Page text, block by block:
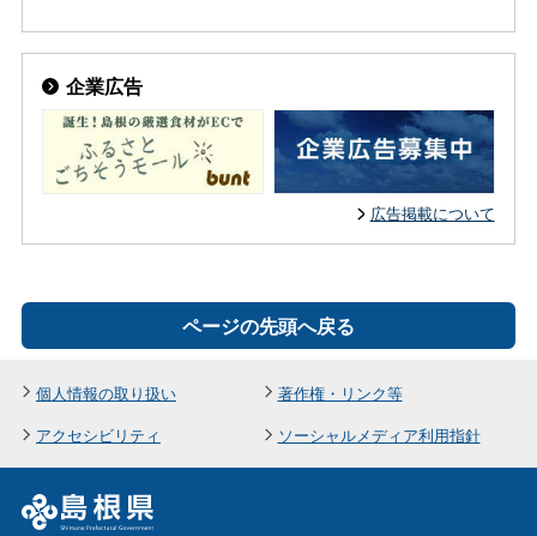
企業広告
広告掲載について
ページの先頭へ戻る
個人情報の取り扱い
著作権・リンク等
アクセシビリティ
ソーシャルメディア利用指針